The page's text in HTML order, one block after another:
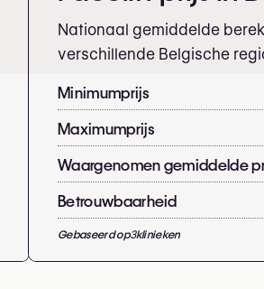
Nationaal gemiddelde
verschillende Belgische
Minimumprijs
Maximumprijs
Waargenomen gemiddelde
Betrouwbaarheid
Gebaseerd op3klinieken